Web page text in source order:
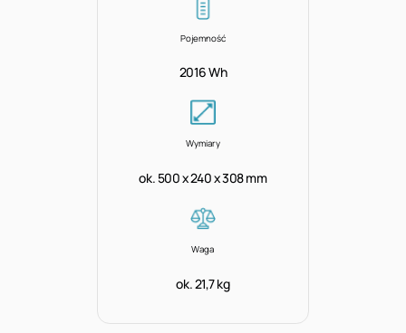
Pojemność
2016 Wh
Wymiary
ok. 500 x 240 x 308 mm
Waga
ok. 21,7 kg